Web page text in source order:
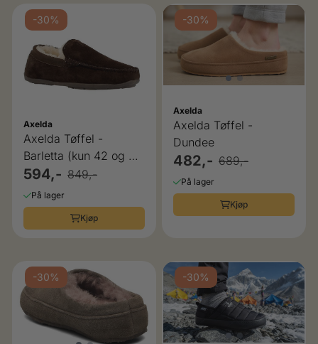
-30%
Axelda
Axelda Tøffel -
Barletta (kun 42 og 44
igjen)
594,- 849,-
På lager
Kjøp
-30%
Axelda
Axelda Tøffel -
Dundee
482,- 689,-
På lager
Kjøp
-30% -30%